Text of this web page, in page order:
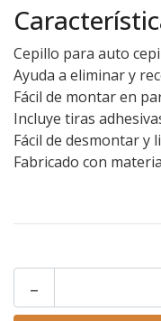
Cepillo para auto
Ayuda a eliminar y
Fácil de montar en
Incluye tiras
Fácil de desmontar y
Fabricado con
-